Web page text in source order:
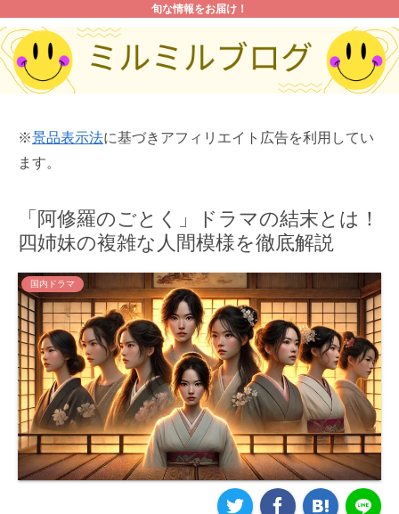
旬な情報をお届け！
※景品表示法に基づきアフィリエイト広告を利用してい
ます。
「阿修羅のごとく」ドラマの結末とは！
四姉妹の複雑な人間模様を徹底解説
国内ドラマ